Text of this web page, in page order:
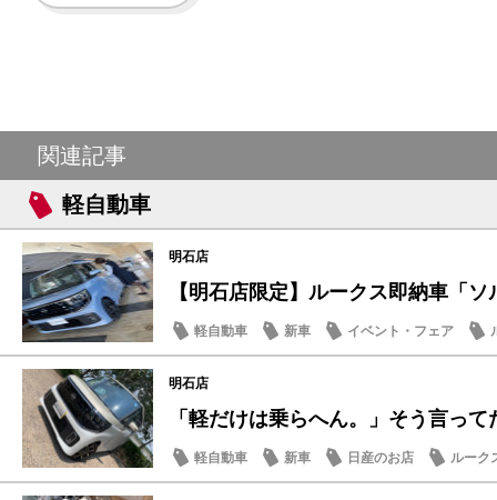
関連記事
軽自動車
明石店
【明石店限定】ルークス即納車「
軽自動車 新車 イベント・フェア
明石店
「軽だけは乗らへん。」そう言っ
軽自動車 新車 日産のお店 ルーク